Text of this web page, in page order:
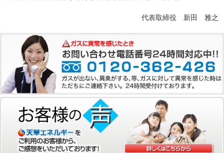
代表取締役 新田 雅之